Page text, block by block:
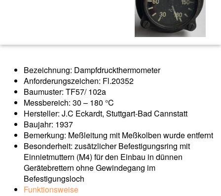
Bezeichnung: Dampfdruckthermometer
Anforderungszeichen: Fl.20352
Baumuster: TF57/ 102a
Messbereich: 30 – 180 °C
Hersteller: J.C Eckardt, Stuttgart-Bad Cannstatt
Baujahr: 1937
Bemerkung: Meßleitung mit Meßkolben wurde entfernt
Besonderheit: zusätzlicher Befestigungsring mit
Einnietmuttern (M4) für den Einbau in dünnen
Gerätebrettern ohne Gewindegang im
Befestigungsloch
Funktionsweise